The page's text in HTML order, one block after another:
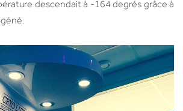
descendait à -164 degrés grâce à